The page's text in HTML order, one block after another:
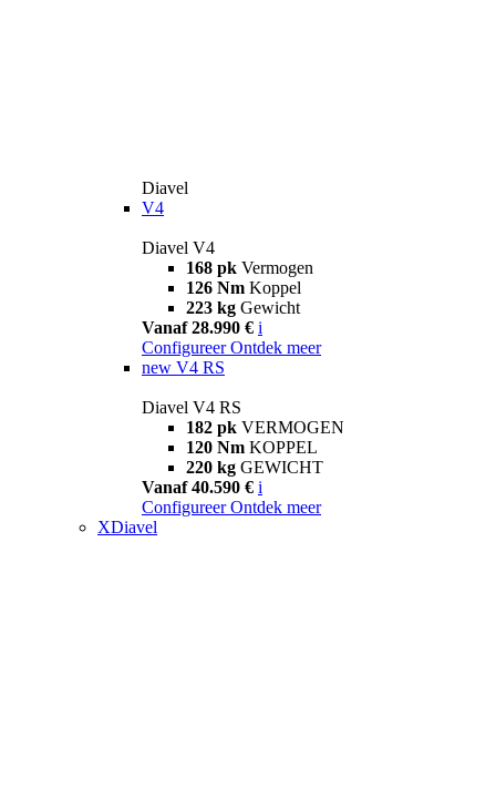
Diavel
V4
Diavel V4
168 pk Vermogen
126 Nm Koppel
223 kg Gewicht
Vanaf 28.990 € i
Configureer Ontdek meer
new V4 RS
Diavel V4 RS
182 pk VERMOGEN
120 Nm KOPPEL
220 kg GEWICHT
Vanaf 40.590 € i
Configureer Ontdek meer
XDiavel